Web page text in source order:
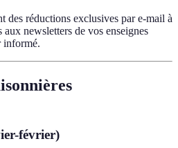
des réductions exclusives par e-mail à
newsletters de vos enseignes
informé.
février)